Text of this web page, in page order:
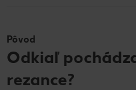
Pôvod
Odkiaľ
rezance?